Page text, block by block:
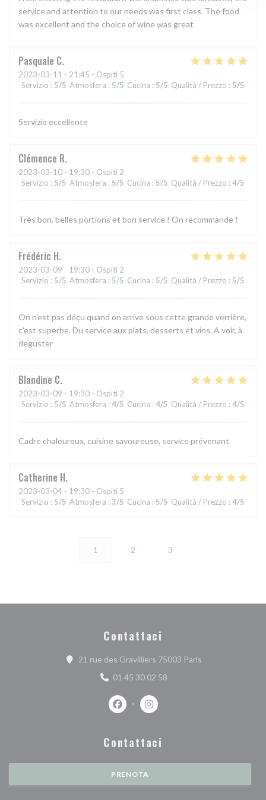
service and attention to our needs was first class. The food
was excellent and the choice of wine was great
Pasquale C
2023-03-11 - 21:45 - Ospiti 5
Servizio : 5/5 Atmosfera : 5/5 Cucina : 5/5 Qualità / Prezzo : 5/5
Servizio eccellente
Clémence R
2023-03-10 - 19:30 - Ospiti 2
Servizio : 5/5 Atmosfera : 5/5 Cucina : 5/5 Qualità / Prezzo : 4/5
Très bon, belles portions et bon service ! On recommande !
Frédéric H
2023-03-09 - 19:30 - Ospiti 2
Servizio : 5/5 Atmosfera : 5/5 Cucina : 5/5 Qualità / Prezzo : 5/5
On n'est pas déçu quand on arrive sous cette grande verrière,
c'est superbe. Du service aux plats, desserts et vins. A voir, à
deguster
Blandine C
2023-03-09 - 19:30 - Ospiti 2
Servizio : 5/5 Atmosfera : 4/5 Cucina : 4/5 Qualità / Prezzo : 4/5
Cadre chaleureux, cuisine savoureuse, service prévenant
Catherine H
2023-03-04 - 19:30 - Ospiti 5
Servizio : 5/5 Atmosfera : 3/5 Cucina : 5/5 Qualità / Prezzo : 4/5
1 2 3
Contattaci
21 rue des Gravilliers 75003 Paris((apre una nuova
01 45 30 02 58
Facebook ((apre una nuova finestra))
Instagram ((apre una nuova
Contattaci
PRENOTA